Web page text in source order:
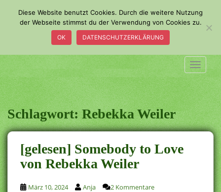
a
i
n
c
o
n
t
e
n
t
Schlagwort:Rebekka Weiler
[gelesen] Somebody to Love
von Rebekka Weiler
März 10, 2024 Anja 2 Kommentare
Diese Website benutzt Cookies. Durch die weitere Nutzung
der Webseite stimmst du der Verwendung von Cookies zu.
OK DATENSCHUTZERKLÄRUNG